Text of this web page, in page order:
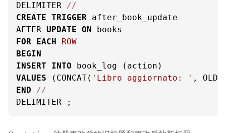
DELIMITER //
CREATE TRIGGER after_book_update
AFTER UPDATE ON
FOR EACH
ROW
BEGIN
INSERT
INTO
VALUES (CONCAT( 'Libro aggiornato: ' ,
END
//
DELIMITER ;